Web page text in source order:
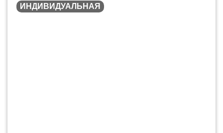
ИНДИВИДУАЛЬНАЯ